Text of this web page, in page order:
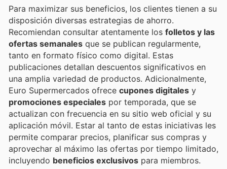
Para maximizar sus beneficios, los clientes tienen a su
disposición diversas estrategias de ahorro.
Recomiendan consultar atentamente los folletos y las
ofertas semanales que se publican regularmente,
tanto en formato físico como digital. Estas
publicaciones detallan descuentos significativos en
una amplia variedad de productos. Adicionalmente,
Euro Supermercados ofrece cupones digitales y
promociones especiales por temporada, que se
actualizan con frecuencia en su sitio web oficial y su
aplicación móvil. Estar al tanto de estas iniciativas les
permite comparar precios, planificar sus compras y
aprovechar al máximo las ofertas por tiempo limitado,
incluyendo beneficios exclusivos para miembros.